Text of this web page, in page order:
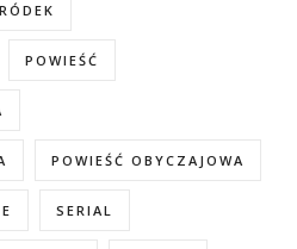
POWIEŚĆ
POWIEŚĆ OBYCZAJOWA
SERIAL